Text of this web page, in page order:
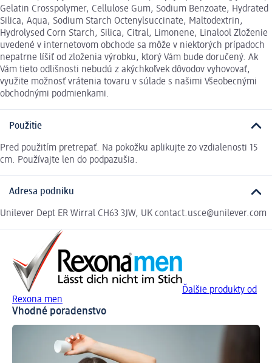
Gelatin Crosspolymer, Cellulose Gum, Sodium Benzoate, Hydrated
Silica, Aqua, Sodium Starch Octenylsuccinate, Maltodextrin,
Hydrolysed Corn Starch, Silica, Citral, Limonene, Linalool Zloženie
uvedené v internetovom obchode sa môže v niektorých prípadoch
nepatrne líšiť od zloženia výrobku, ktorý Vám bude doručený. Ak
Vám tieto odlišnosti nebudú z akýchkoľvek dôvodov vyhovovať,
využite možnosť vrátenia tovaru v súlade s našimi Všeobecnými
obchodnými podmienkami.
Použitie
Pred použitím pretrepať. Na pokožku aplikujte zo vzdialenosti 15
cm. Používajte len do podpazušia.
Adresa podniku
Unilever Dept ER Wirral CH63 3JW, UK contact.usce@unilever.com
Ďalšie produkty od
Rexona men
Vhodné poradenstvo